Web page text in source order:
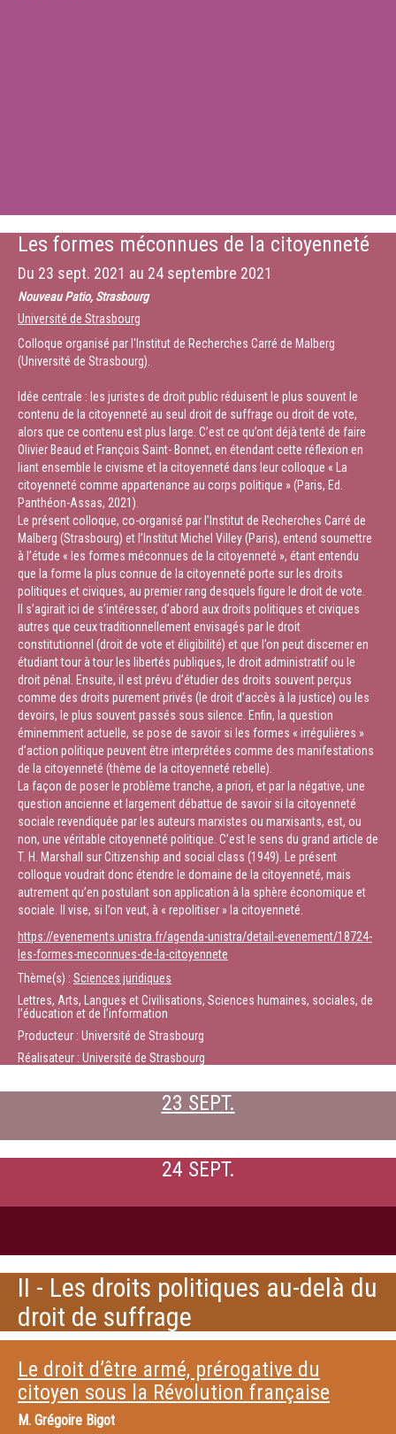
Les formes méconnues de la citoyenneté
Du 23 sept. 2021 au 24 septembre 2021
Nouveau Patio, Strasbourg
Université de Strasbourg
Colloque organisé par l'Institut de Recherches Carré de Malberg
(Université de Strasbourg).
Idée centrale : les juristes de droit public réduisent le plus souvent le
contenu de la citoyenneté au seul droit de suffrage ou droit de vote,
alors que ce contenu est plus large. C’est ce qu’ont déjà tenté de faire
Olivier Beaud et François Saint- Bonnet, en étendant cette réflexion en
liant ensemble le civisme et la citoyenneté dans leur colloque « La
citoyenneté comme appartenance au corps politique » (Paris, Ed.
Panthéon-Assas, 2021).
Le présent colloque, co-organisé par l’Institut de Recherches Carré de
Malberg (Strasbourg) et l’Institut Michel Villey (Paris), entend soumettre
à l’étude « les formes méconnues de la citoyenneté », étant entendu
que la forme la plus connue de la citoyenneté porte sur les droits
politiques et civiques, au premier rang desquels figure le droit de vote.
Il s’agirait ici de s’intéresser, d’abord aux droits politiques et civiques
autres que ceux traditionnellement envisagés par le droit
constitutionnel (droit de vote et éligibilité) et que l’on peut discerner en
étudiant tour à tour les libertés publiques, le droit administratif ou le
droit pénal. Ensuite, il est prévu d’étudier des droits souvent perçus
comme des droits purement privés (le droit d’accès à la justice) ou les
devoirs, le plus souvent passés sous silence. Enfin, la question
éminemment actuelle, se pose de savoir si les formes « irrégulières »
d’action politique peuvent être interprétées comme des manifestations
de la citoyenneté (thème de la citoyenneté rebelle).
La façon de poser le problème tranche, a priori, et par la négative, une
question ancienne et largement débattue de savoir si la citoyenneté
sociale revendiquée par les auteurs marxistes ou marxisants, est, ou
non, une véritable citoyenneté politique. C’est le sens du grand article de
T. H. Marshall sur Citizenship and social class (1949). Le présent
colloque voudrait donc étendre le domaine de la citoyenneté, mais
autrement qu’en postulant son application à la sphère économique et
sociale. Il vise, si l’on veut, à « repolitiser » la citoyenneté.
https://evenements.unistra.fr/agenda-unistra/detail-evenement/18724-
les-formes-meconnues-de-la-citoyennete
Thème(s) : Sciences juridiques
Lettres, Arts, Langues et Civilisations, Sciences humaines, sociales, de
l’éducation et de l’information
Producteur : Université de Strasbourg
Réalisateur : Université de Strasbourg
23 SEPT.
24 SEPT.
II - Les droits politiques au-delà du
droit de suffrage
Le droit d’être armé, prérogative du
citoyen sous la Révolution française
M. Grégoire Bigot